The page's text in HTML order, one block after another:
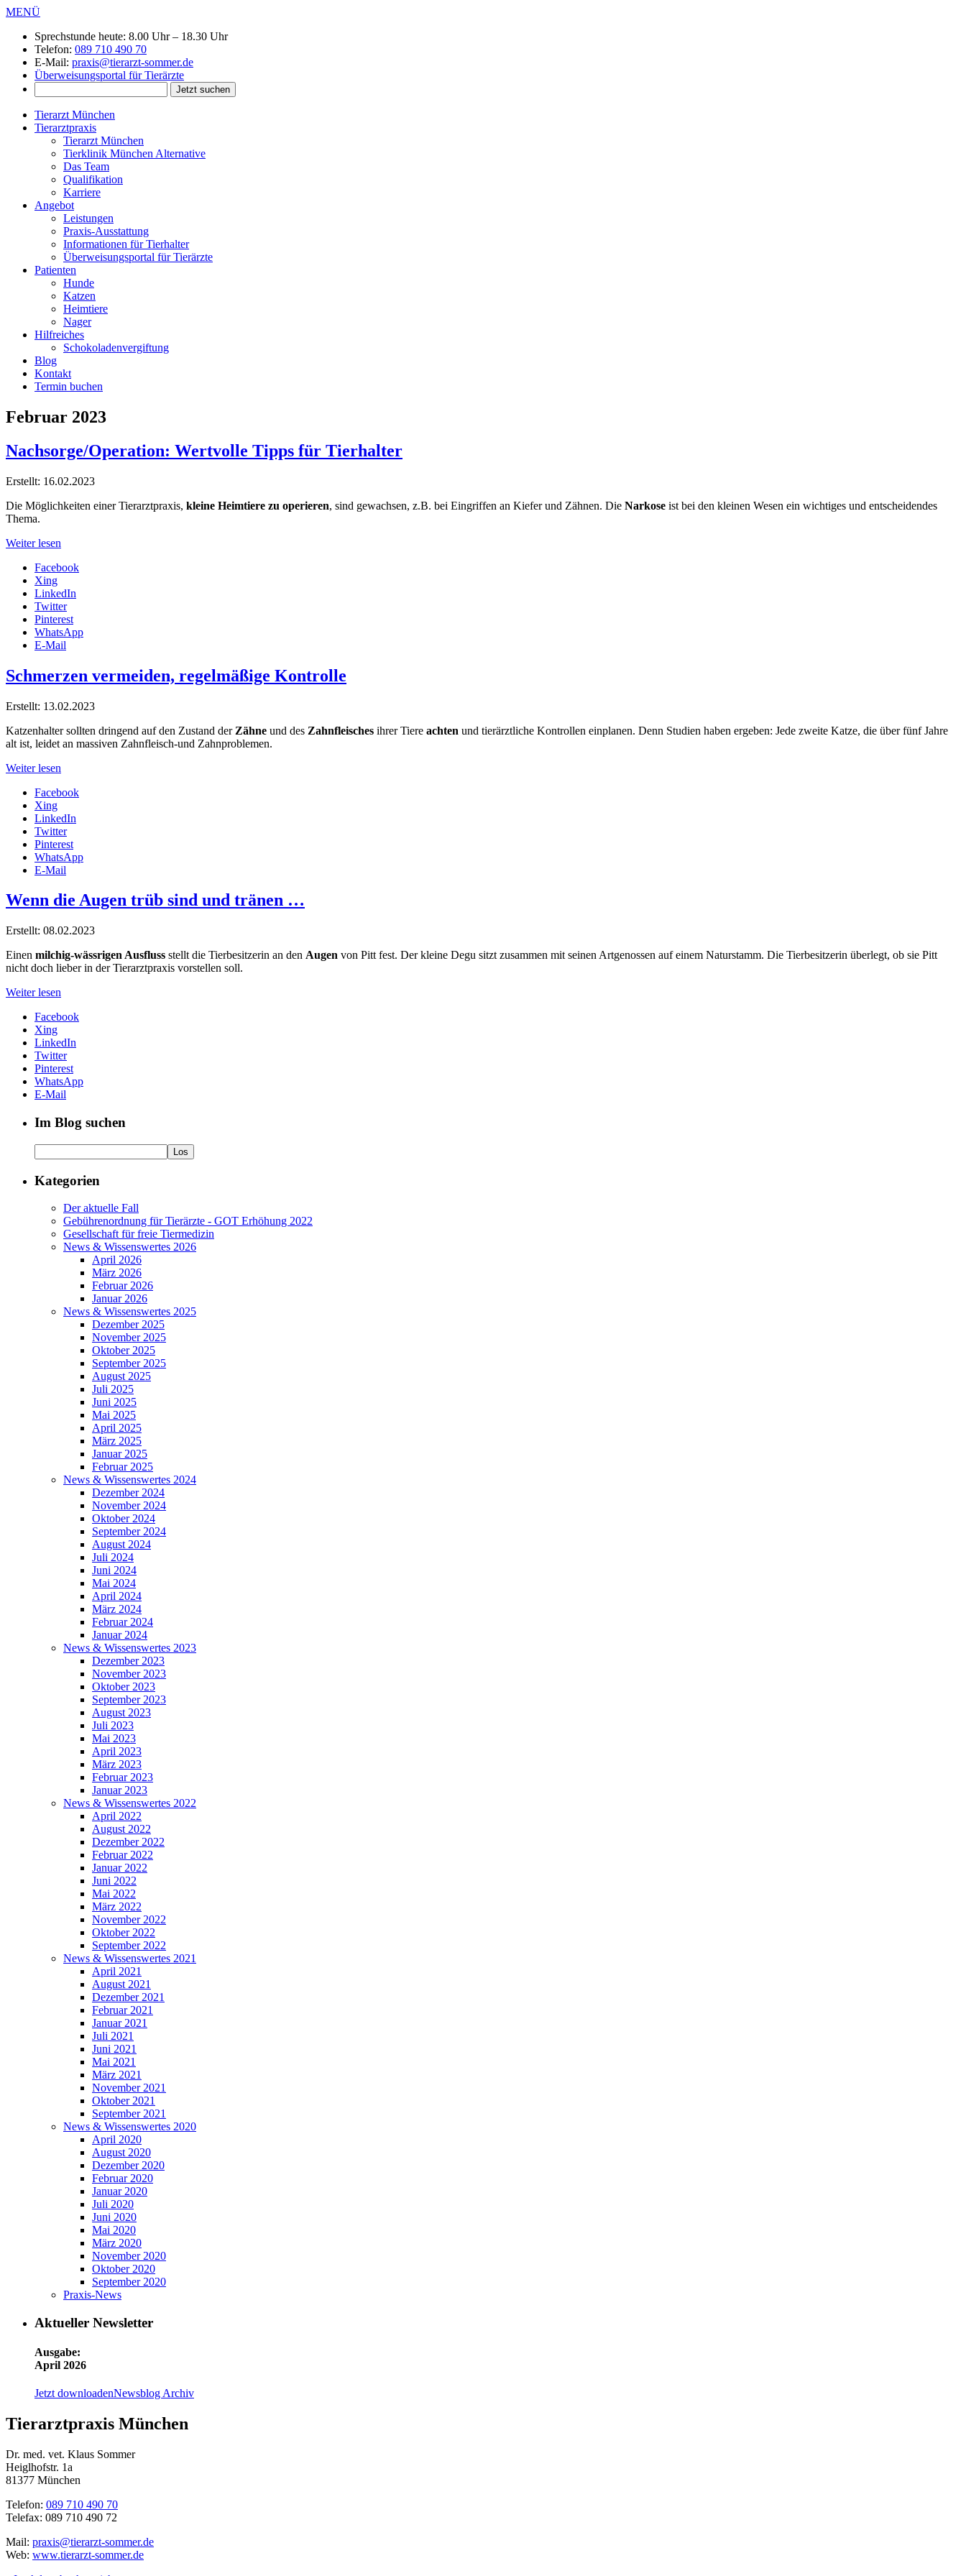
MENÜ
Sprechstunde heute: 8.00 Uhr – 18.30 Uhr
Telefon: 089 710 490 70
E-Mail: praxis@tierarzt-sommer.de
Überweisungsportal für Tierärzte
Tierarzt München
Tierarztpraxis
Tierarzt München
Tierklinik München Alternative
Das Team
Qualifikation
Karriere
Angebot
Leistungen
Praxis-Ausstattung
Informationen für Tierhalter
Überweisungsportal für Tierärzte
Patienten
Hunde
Katzen
Heimtiere
Nager
Hilfreiches
Schokoladenvergiftung
Blog
Kontakt
Termin buchen
Februar 2023
Nachsorge/Operation: Wertvolle Tipps für Tierhalter
Erstellt: 16.02.2023
Die Möglichkeiten einer Tierarztpraxis, kleine Heimtiere zu operieren, sind gewachsen, z.B. bei Eingriffen an Kiefer und Zähnen. Die Narkose ist bei den kleinen Wesen ein wichtiges und entscheidendes
Thema.
Weiter lesen
Facebook
Xing
LinkedIn
Twitter
Pinterest
WhatsApp
E-Mail
Schmerzen vermeiden, regelmäßige Kontrolle
Erstellt: 13.02.2023
Katzenhalter sollten dringend auf den Zustand der Zähne und des Zahnfleisches ihrer Tiere achten und tierärztliche Kontrollen einplanen. Denn Studien haben ergeben: Jede zweite Katze, die über fünf Jahre
alt ist, leidet an massiven Zahnfleisch-und Zahnproblemen.
Weiter lesen
Facebook
Xing
LinkedIn
Twitter
Pinterest
WhatsApp
E-Mail
Wenn die Augen trüb sind und tränen …
Erstellt: 08.02.2023
Einen milchig-wässrigen Ausfluss stellt die Tierbesitzerin an den Augen von Pitt fest. Der kleine Degu sitzt zusammen mit seinen Artgenossen auf einem Naturstamm. Die Tierbesitzerin überlegt, ob sie Pitt
nicht doch lieber in der Tierarztpraxis vorstellen soll.
Weiter lesen
Facebook
Xing
LinkedIn
Twitter
Pinterest
WhatsApp
E-Mail
Im Blog suchen
Kategorien
Der aktuelle Fall
Gebührenordnung für Tierärzte - GOT Erhöhung 2022
Gesellschaft für freie Tiermedizin
News & Wissenswertes 2026
April 2026
März 2026
Februar 2026
Januar 2026
News & Wissenswertes 2025
Dezember 2025
November 2025
Oktober 2025
September 2025
August 2025
Juli 2025
Juni 2025
Mai 2025
April 2025
März 2025
Januar 2025
Februar 2025
News & Wissenswertes 2024
Dezember 2024
November 2024
Oktober 2024
September 2024
August 2024
Juli 2024
Juni 2024
Mai 2024
April 2024
März 2024
Februar 2024
Januar 2024
News & Wissenswertes 2023
Dezember 2023
November 2023
Oktober 2023
September 2023
August 2023
Juli 2023
Mai 2023
April 2023
März 2023
Februar 2023
Januar 2023
News & Wissenswertes 2022
April 2022
August 2022
Dezember 2022
Februar 2022
Januar 2022
Juni 2022
Mai 2022
März 2022
November 2022
Oktober 2022
September 2022
News & Wissenswertes 2021
April 2021
August 2021
Dezember 2021
Februar 2021
Januar 2021
Juli 2021
Juni 2021
Mai 2021
März 2021
November 2021
Oktober 2021
September 2021
News & Wissenswertes 2020
April 2020
August 2020
Dezember 2020
Februar 2020
Januar 2020
Juli 2020
Juni 2020
Mai 2020
März 2020
November 2020
Oktober 2020
September 2020
Praxis-News
Aktueller Newsletter
Ausgabe:
April 2026
Jetzt downloadenNewsblog Archiv
Tierarztpraxis München
Dr. med. vet. Klaus Sommer
Heiglhofstr. 1a
81377 München
Telefon: 089 710 490 70
Telefax: 089 710 490 72
Mail: praxis@tierarzt-sommer.de
Web: www.tierarzt-sommer.de